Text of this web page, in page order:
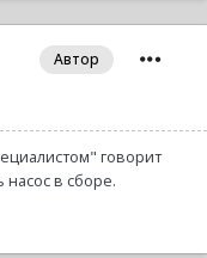
Автор
говорит
насос в сборе.